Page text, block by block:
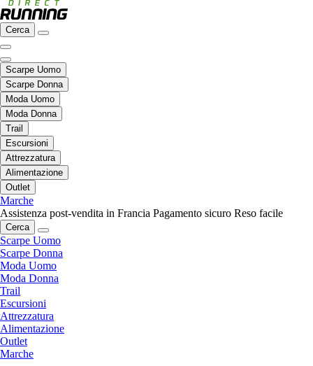
Cerca
Scarpe Uomo
Scarpe Donna
Moda Uomo
Moda Donna
Trail
Escursioni
Attrezzatura
Alimentazione
Outlet
Marche
Assistenza post-vendita in Francia Pagamento sicuro Reso facile
Cerca
Scarpe Uomo
Scarpe Donna
Moda Uomo
Moda Donna
Trail
Escursioni
Attrezzatura
Alimentazione
Outlet
Marche